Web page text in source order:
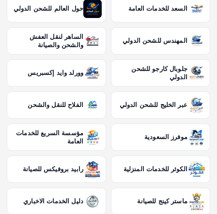
السعد للخدمات العامة حول العالم للشحن الدولي
المهندس للشحن الدولي
الساهر لنقل العفش
والشحن والصيانة
جلوبال كارجو للشحن
الدولي
وورلد وايد إكسبريس
عبر الخليج للشحن الدولي الفلاح للنقل والشحن
موفرز السعودية
مؤسسة السريع للخدمات
العامة
الكوثر للخدمات المنزلية رابيد بروفيكس للصيانة
ماستر كينج للصيانة دليل الخدمات الاخباري